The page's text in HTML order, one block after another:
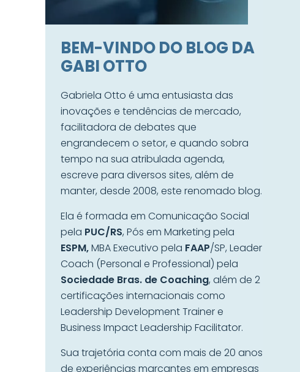
BEM-VINDO DO BLOG DA
GABI OTTO
Gabriela Otto é uma entusiasta das
inovações e tendências de mercado,
facilitadora de debates que
engrandecem o setor, e quando sobra
tempo na sua atribulada agenda,
escreve para diversos sites, além de
manter, desde 2008, este renomado blog.
Ela é formada em Comunicação Social
pela PUC/RS, Pós em Marketing pela
ESPM,MBA Executivo pela FAAP/SP, Leader
Coach (Personal e Professional) pela
Sociedade Bras. de Coaching, além de 2
certificações internacionais como
Leadership Development Trainer e
Business Impact Leadership Facilitator.
Sua trajetória conta com mais de 20 anos
de experiências marcantes em empresas